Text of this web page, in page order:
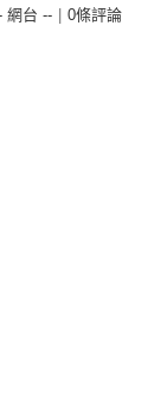
網台 -- 0條評論